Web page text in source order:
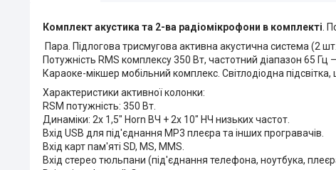
Комплект акустика та 2-ва радіомікрофони в комплекті .
Пара. Підлогова трисмугова активна акустична система (2
Потужність RMS комплексу 350 Вт, частотний діапазон 65
Караоке-мікшер мобільний комплекс. Світлодіодна підсвітка,
Характеристики активної колонки:
RSM потужність: 350 Вт.
Динаміки: 2х 1,5" Horn ВЧ + 2х 10" НЧ низьких частот.
Вхід USB для під'єднання MP3 плеєра та інших програвачів.
Вхід карт пам'яті SD, MS, MMS.
Вхід стерео тюльпани (під'єднання телефона, ноутбука,